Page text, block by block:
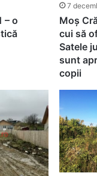
– o
7
Moș
cui să
Satele
sunt
copii